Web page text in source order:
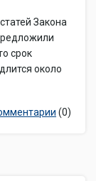
Закона
срок
около
(0)